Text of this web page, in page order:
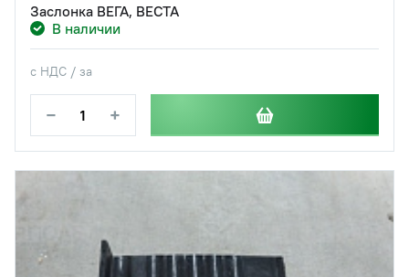
Заслонка ВЕГА, ВЕСТА
В наличии
с НДС / за
− +